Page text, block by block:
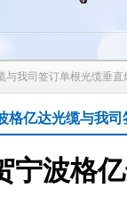
与我司签订单根光缆垂直
格亿达光缆与我
宁波格